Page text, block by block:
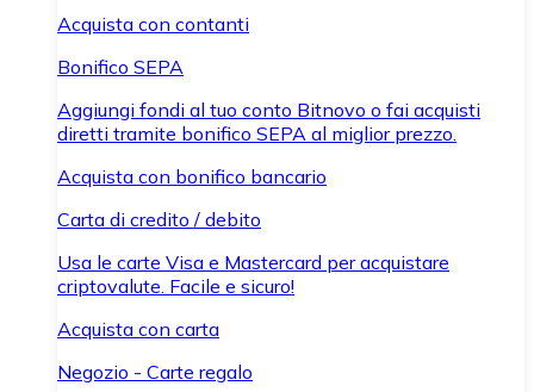
Acquista con contanti
Bonifico SEPA
Aggiungi fondi al tuo conto Bitnovo o fai acquisti
diretti tramite bonifico SEPA al miglior prezzo.
Acquista con bonifico bancario
Carta di credito / debito
Usa le carte Visa e Mastercard per acquistare
criptovalute. Facile e sicuro!
Acquista con carta
Negozio - Carte regalo